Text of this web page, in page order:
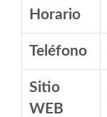
Horario
Teléfono
Sitio
WEB